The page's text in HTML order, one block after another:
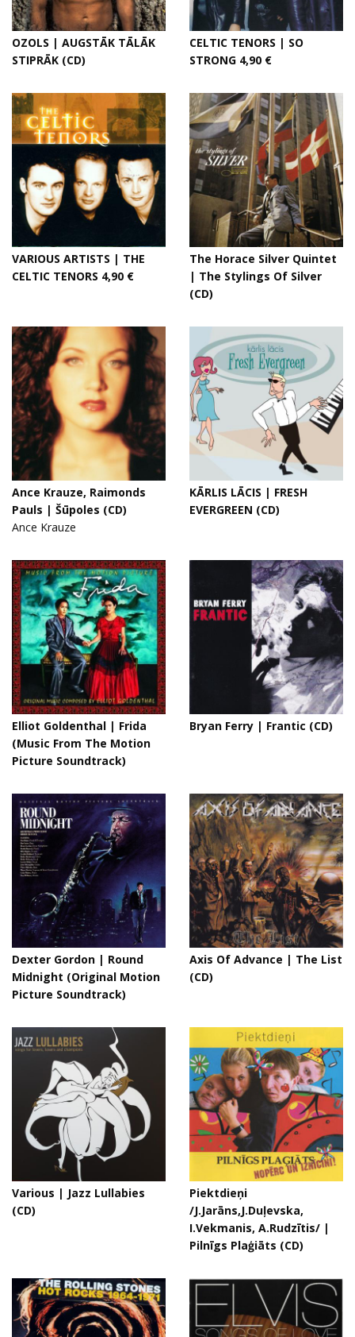
OZOLS | AUGSTĀK TĀLĀK
STIPRĀK (CD)
CELTIC TENORS | SO
STRONG 4,90 €
VARIOUS ARTISTS | THE
CELTIC TENORS 4,90 €
The Horace Silver Quintet
| The Stylings Of Silver
(CD)
Ance Krauze, Raimonds
Pauls | Šūpoles (CD)
Ance Krauze
KĀRLIS LĀCIS | FRESH
EVERGREEN (CD)
Elliot Goldenthal ‎| Frida
(Music From The Motion
Picture Soundtrack)
Bryan Ferry | Frantic (CD)
Dexter Gordon | Round
Midnight (Original Motion
Picture Soundtrack)
Axis Of Advance | The List
(CD)
Various | Jazz Lullabies
(CD)
Piektdieņi
/J.Jarāns,J.Duļevska,
I.Vekmanis, A.Rudzītis/ |
Pilnīgs Plaģiāts (CD)